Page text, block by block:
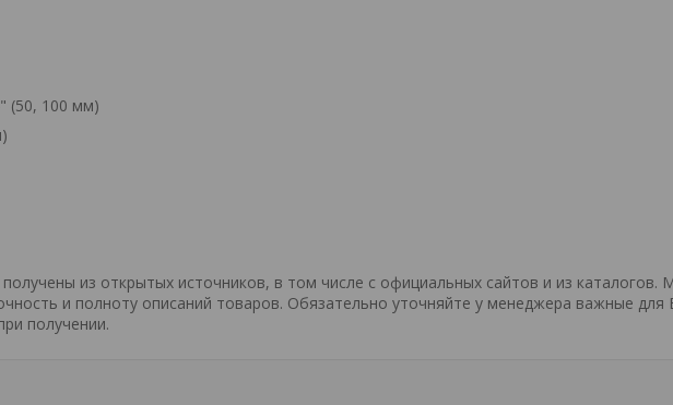
(50, 100 мм)
из открытых источников, в том числе с официальных сайтов и из каталогов.
и полноту описаний товаров. Обязательно уточняйте у менеджера важные для
получении.